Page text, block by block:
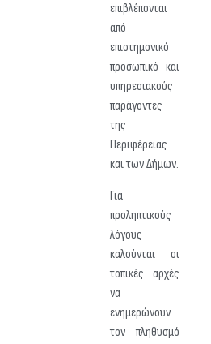
επιβλέπονται
από
επιστημονικό
προσωπικό και
υπηρεσιακούς
παράγοντες
της
Περιφέρειας
και των Δήμων.
Για
προληπτικούς
λόγους
καλούνται οι
τοπικές αρχές
να
ενημερώνουν
τον πληθυσμό